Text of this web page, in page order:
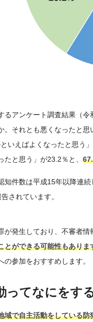
るアンケート調査結果（
。それとも悪くなったと
いえばよくなったと思う
と思う」が23.2％と、
知件数は平成15年以降連
されています。
が発生しており、不審者情
とができる可能性もありま
の参加をおすすめします。
ってなにをす
域で自主活動をしている防